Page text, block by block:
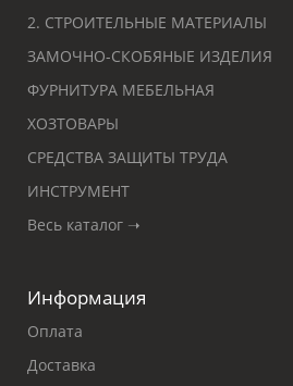
2. СТРОИТЕЛЬНЫЕ МАТЕРИАЛЫ
ЗАМОЧНО-СКОБЯНЫЕ ИЗДЕЛИЯ
ФУРНИТУРА МЕБЕЛЬНАЯ
ХОЗТОВАРЫ
СРЕДСТВА ЗАЩИТЫ ТРУДА
ИНСТРУМЕНТ
Весь каталог ➝
Информация
Оплата
Доставка